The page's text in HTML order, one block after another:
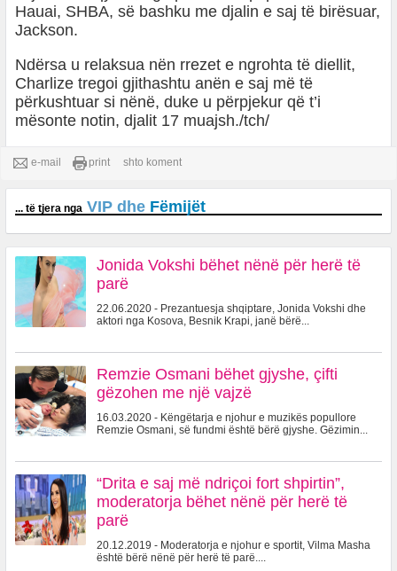
Hauai, SHBA, së bashku me djalin e saj të birësuar,
Jackson.
Ndërsa u relaksua nën rrezet e ngrohta të diellit,
Charlize tregoi gjithashtu anën e saj më të
përkushtuar si nënë, duke u përpjekur që t’i
mësonte notin, djalit 17 muajsh./tch/
e-mail print shto koment
... të tjera nga VIP dhe Fëmijët
Jonida Vokshi bëhet nënë për herë të
parë
22.06.2020 - Prezantuesja shqiptare, Jonida Vokshi dhe
aktori nga Kosova, Besnik Krapi, janë bërë...
Remzie Osmani bëhet gjyshe, çifti
gëzohen me një vajzë
16.03.2020 - Këngëtarja e njohur e muzikës popullore
Remzie Osmani, së fundmi është bërë gjyshe. Gëzimin...
“Drita e saj më ndriçoi fort shpirtin”,
moderatorja bëhet nënë për herë të
parë
20.12.2019 - Moderatorja e njohur e sportit, Vilma Masha
është bërë nënë për herë të parë....